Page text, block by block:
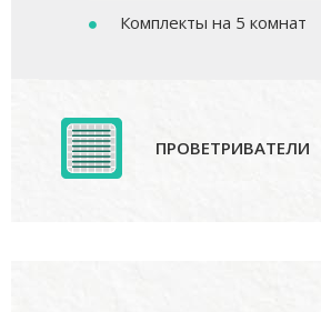
Комплекты на 5 комнат
ПРОВЕТРИВАТЕЛИ